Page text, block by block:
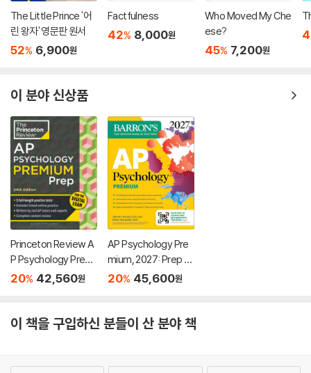
The Little Prince '어
린 왕자' 영문판 원서
52% 6,900원
Factfulness
42% 8,000원
Who Moved My Che
ese?
45% 7,200원
이 분야 신상품
Princeton Review A
P Psychology Premi
um Prep, 24th Editio
line + Content Revie
20% 42,560원
AP Psychology Pre
mium, 2027: Prep B
ook with 4 Practice
ne Practice
20% 45,600원
이 책을 구입하신 분들이 산 분야 책